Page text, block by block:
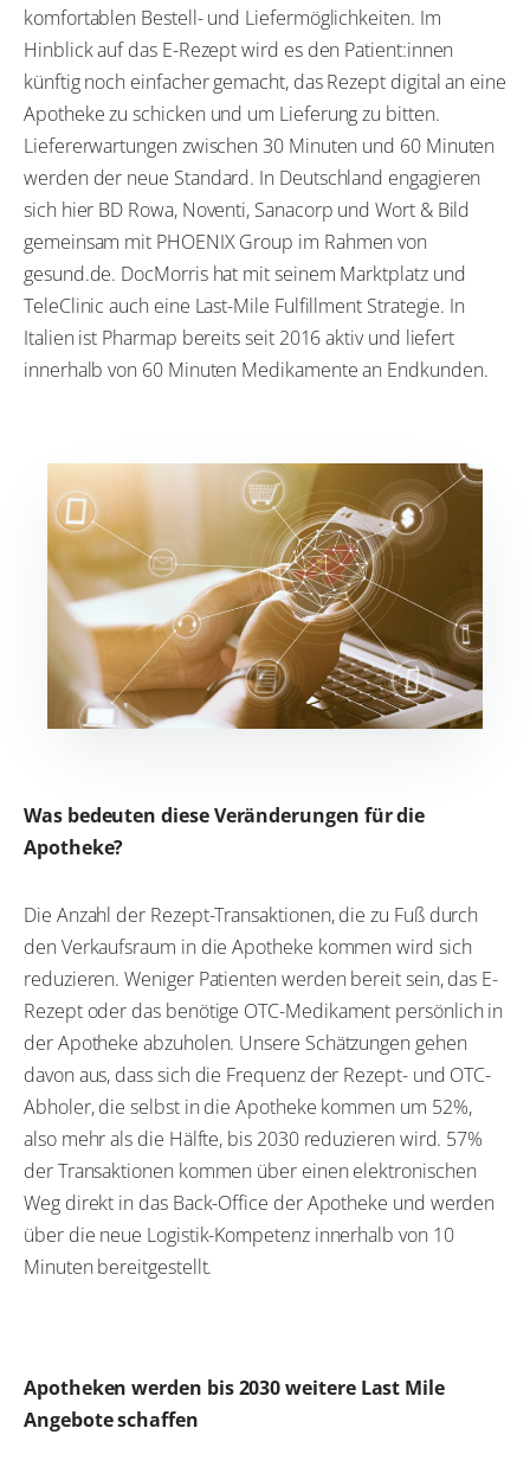
komfortablen Bestell- und Liefermöglichkeiten. Im
Hinblick auf das E-Rezept wird es den Patient:innen
künftig noch einfacher gemacht, das Rezept digital an eine
Apotheke zu schicken und um Lieferung zu bitten.
Liefererwartungen zwischen 30 Minuten und 60 Minuten
werden der neue Standard. In Deutschland engagieren
sich hier BD Rowa, Noventi, Sanacorp und Wort & Bild
gemeinsam mit PHOENIX Group im Rahmen von
gesund.de. DocMorris hat mit seinem Marktplatz und
TeleClinic auch eine Last-Mile Fulfillment Strategie. In
Italien ist Pharmap bereits seit 2016 aktiv und liefert
innerhalb von 60 Minuten Medikamente an Endkunden.
Was bedeuten diese Veränderungen für die
Apotheke?
Die Anzahl der Rezept-Transaktionen, die zu Fuß durch
den Verkaufsraum in die Apotheke kommen wird sich
reduzieren. Weniger Patienten werden bereit sein, das E-
Rezept oder das benötige OTC-Medikament persönlich in
der Apotheke abzuholen. Unsere Schätzungen gehen
davon aus, dass sich die Frequenz der Rezept- und OTC-
Abholer, die selbst in die Apotheke kommen um 52%,
also mehr als die Hälfte, bis 2030 reduzieren wird. 57%
der Transaktionen kommen über einen elektronischen
Weg direkt in das Back-Office der Apotheke und werden
über die neue Logistik-Kompetenz innerhalb von 10
Minuten bereitgestellt.
Apotheken werden bis 2030 weitere Last Mile
Angebote schaffen